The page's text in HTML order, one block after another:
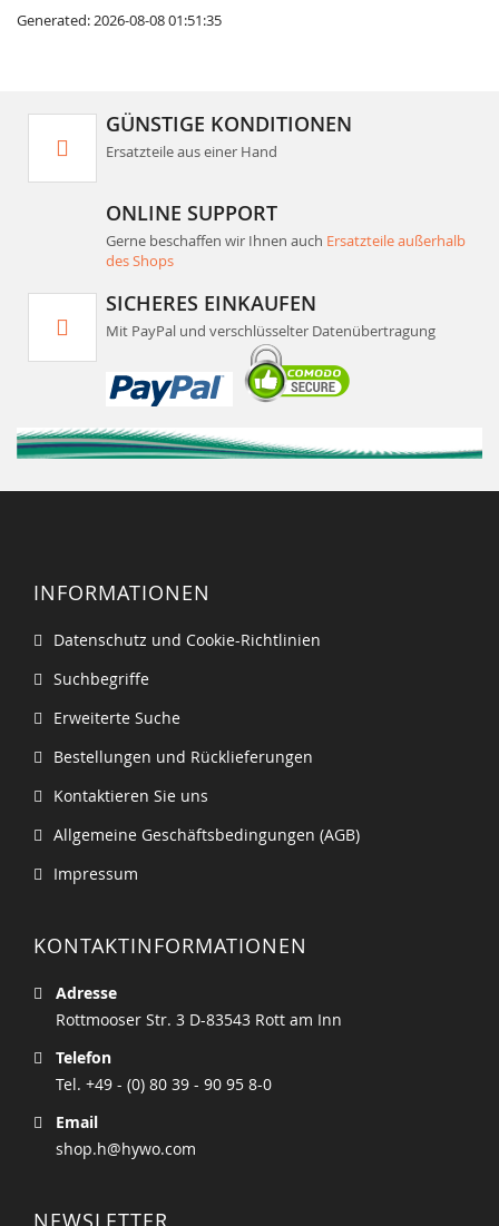
Generated: 2026-08-08 01:51:35
GÜNSTIGE KONDITIONEN
Ersatzteile aus einer Hand
ONLINE SUPPORT
Gerne beschaffen wir Ihnen auch Ersatzteile außerhalb
des Shops
SICHERES EINKAUFEN
Mit PayPal und verschlüsselter Datenübertragung
INFORMATIONEN
Datenschutz und Cookie-Richtlinien
Suchbegriffe
Erweiterte Suche
Bestellungen und Rücklieferungen
Kontaktieren Sie uns
Allgemeine Geschäftsbedingungen (AGB)
Impressum
KONTAKTINFORMATIONEN
Adresse
Rottmooser Str. 3 D-83543 Rott am Inn
Telefon
Tel. +49 - (0) 80 39 - 90 95 8-0
Email
shop.h@hywo.com
NEWSLETTER